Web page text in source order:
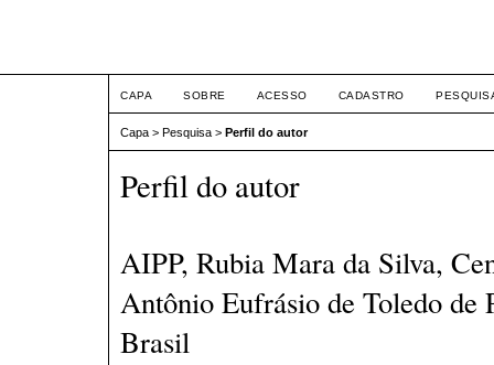
CAPA SOBRE ACESSO CADASTRO
Capa > Pesquisa > Perfil do autor
Perfil do autor
AIPP, Rubia Mara da Silva,
Antônio Eufrásio de Toledo de
Brasil